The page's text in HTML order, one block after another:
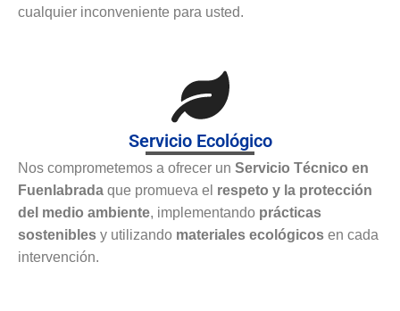
cualquier inconveniente para usted.
Servicio Ecológico
Nos comprometemos a ofrecer un Servicio Técnico en
Fuenlabrada que promueva el respeto y la protección
del medio ambiente, implementando prácticas
sostenibles y utilizando materiales ecológicos en cada
intervención.